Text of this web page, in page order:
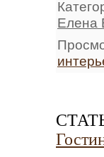
Елена